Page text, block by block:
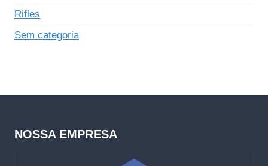
Rifles
Sem categoria
NOSSA EMPRESA